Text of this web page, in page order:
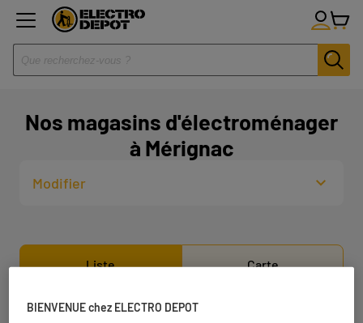
Nos magasins d'électroménager
à Mérignac
Modifier
Liste Carte
BIENVENUE chez ELECTRO DEPOT